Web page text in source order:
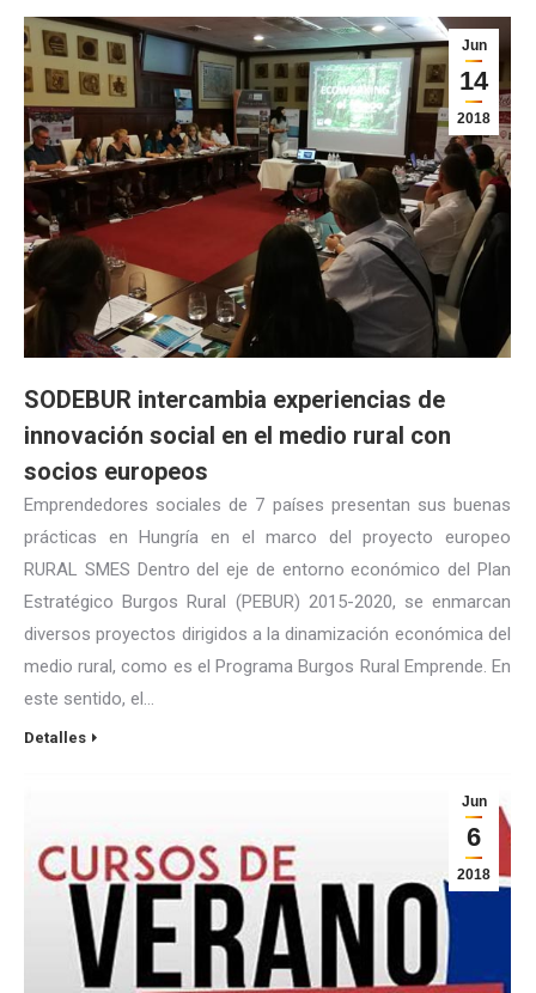
Jun
14
2018
SODEBUR intercambia experiencias de
innovación social en el medio rural con
socios europeos
Emprendedores sociales de 7 países presentan sus buenas
prácticas en Hungría en el marco del proyecto europeo
RURAL SMES Dentro del eje de entorno económico del Plan
Estratégico Burgos Rural (PEBUR) 2015-2020, se enmarcan
diversos proyectos dirigidos a la dinamización económica del
medio rural, como es el Programa Burgos Rural Emprende. En
este sentido, el…
Detalles
Jun
6
2018